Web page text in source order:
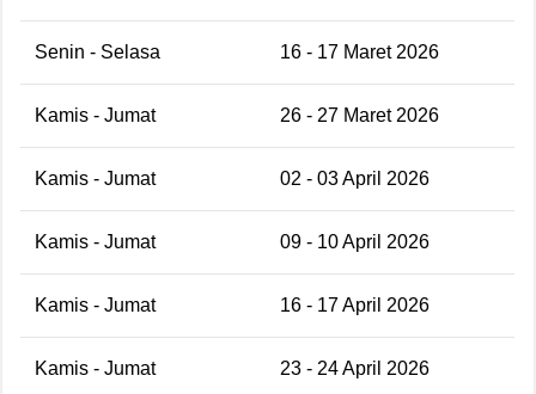
Senin - Selasa 16 - 17 Maret 2026
Kamis - Jumat 26 - 27 Maret 2026
Kamis - Jumat 02 - 03 April 2026
Kamis - Jumat 09 - 10 April 2026
Kamis - Jumat 16 - 17 April 2026
Kamis - Jumat 23 - 24 April 2026